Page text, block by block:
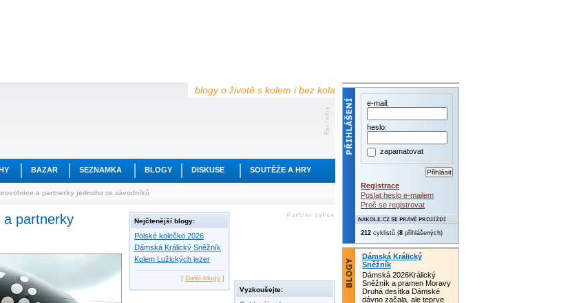
blogy o životě s kolem i bez kola
BAZAR SEZNAMKA BLOGY DISKUSE SOUTĚŽE A HRY
a partnerky jednoho ze závodníků
a partnerky
Nejčtenější blogy:
Polské kolečko 2026
Dámská Králický Sněžník
Kolem Lužických jezer
[ Další blogy ]
Vyzkoušejte:
e-mail:
heslo:
zapamatovat
Registrace
Poslat heslo e-mailem
Proč se registrovat
212 cyklistů (8 přihlášených)
Dámská Králický
Sněžník
Dámská 2026Králický
Sněžník a pramen Moravy
Druhá desítka Dámské
dávno začala, ale teprve